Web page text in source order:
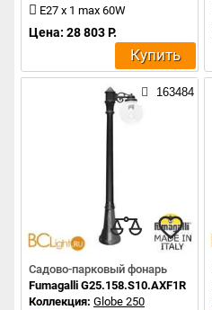
E27 x 1 max 60W
Цена: 28 803 Р.
Купить
163484
Садово-парковый фонарь
Fumagalli G25.158.S10.AXF1R
Коллекция: Globe 250